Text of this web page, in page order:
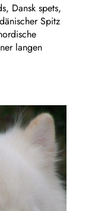
Dansk spets,
Spitz
langen